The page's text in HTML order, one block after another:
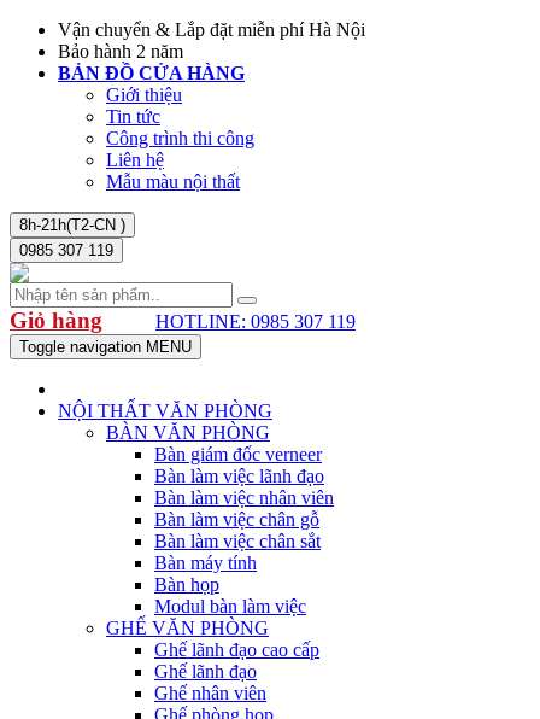
Vận chuyển & Lắp đặt miễn phí Hà Nội
Bảo hành 2 năm
BẢN ĐỒ CỬA HÀNG
Giới thiệu
Tin tức
Công trình thi công
Liên hệ
Mẫu màu nội thất
8h-21h(T2-CN )
0985 307 119
Giỏ hàng HOTLINE: 0985 307 119
Toggle navigation MENU
NỘI THẤT VĂN PHÒNG
BÀN VĂN PHÒNG
Bàn giám đốc verneer
Bàn làm việc lãnh đạo
Bàn làm việc nhân viên
Bàn làm việc chân gỗ
Bàn làm việc chân sắt
Bàn máy tính
Bàn họp
Modul bàn làm việc
GHẾ VĂN PHÒNG
Ghế lãnh đạo cao cấp
Ghế lãnh đạo
Ghế nhân viên
Ghế phòng họp